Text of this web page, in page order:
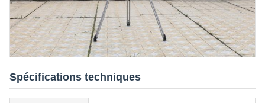
Spécifications techniques